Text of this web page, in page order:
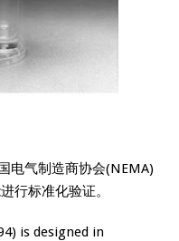
电气制造商协会(NEMA)
行标准化验证。
is designed in